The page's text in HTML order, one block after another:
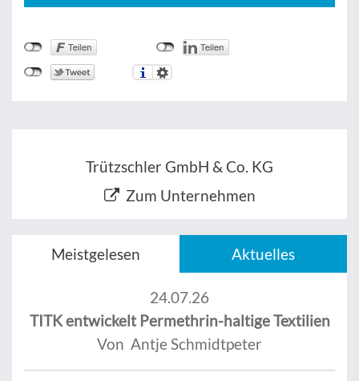
Trützschler GmbH & Co. KG
Zum Unternehmen
Meistgelesen Aktuelles
24.07.26
TITK entwickelt Permethrin-haltige Textilien
Von Antje Schmidtpeter